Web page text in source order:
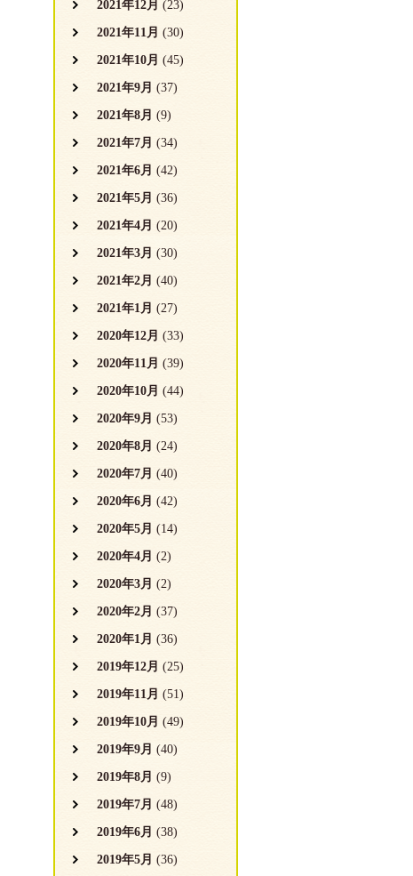
2021年12月 (23)
2021年11月 (30)
2021年10月 (45)
2021年9月 (37)
2021年8月 (9)
2021年7月 (34)
2021年6月 (42)
2021年5月 (36)
2021年4月 (20)
2021年3月 (30)
2021年2月 (40)
2021年1月 (27)
2020年12月 (33)
2020年11月 (39)
2020年10月 (44)
2020年9月 (53)
2020年8月 (24)
2020年7月 (40)
2020年6月 (42)
2020年5月 (14)
2020年4月 (2)
2020年3月 (2)
2020年2月 (37)
2020年1月 (36)
2019年12月 (25)
2019年11月 (51)
2019年10月 (49)
2019年9月 (40)
2019年8月 (9)
2019年7月 (48)
2019年6月 (38)
2019年5月 (36)